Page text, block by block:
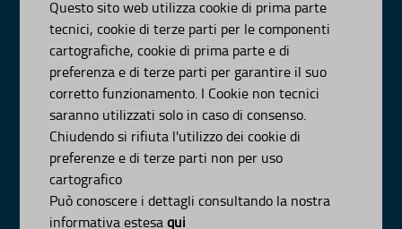
Questo sito web utilizza cookie di prima parte
tecnici, cookie di terze parti per le componenti
cartografiche, cookie di prima parte e di
preferenza e di terze parti per garantire il suo
corretto funzionamento. I Cookie non tecnici
saranno utilizzati solo in caso di consenso.
Chiudendo si rifiuta l'utilizzo dei cookie di
preferenze e di terze parti non per uso
cartografico
Può conoscere i dettagli consultando la nostra
informativa estesaqui
scrivici:email-pec
© Regione Puglia
Organizzazione
Pianificazione
Programmazione
APPROFONDIMENTI
Osservazioni CNAPI
Sviluppo Sostenibile